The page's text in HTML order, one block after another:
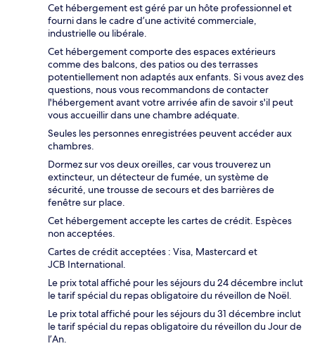
Cet hébergement est géré par un hôte professionnel et
fourni dans le cadre d’une activité commerciale,
industrielle ou libérale.
Cet hébergement comporte des espaces extérieurs
comme des balcons, des patios ou des terrasses
potentiellement non adaptés aux enfants. Si vous avez des
questions, nous vous recommandons de contacter
l'hébergement avant votre arrivée afin de savoir s'il peut
vous accueillir dans une chambre adéquate.
Seules les personnes enregistrées peuvent accéder aux
chambres.
Dormez sur vos deux oreilles, car vous trouverez un
extincteur, un détecteur de fumée, un système de
sécurité, une trousse de secours et des barrières de
fenêtre sur place.
Cet hébergement accepte les cartes de crédit. Espèces
non acceptées.
Cartes de crédit acceptées : Visa, Mastercard et
JCB International.
Le prix total affiché pour les séjours du 24 décembre inclut
le tarif spécial du repas obligatoire du réveillon de Noël.
Le prix total affiché pour les séjours du 31 décembre inclut
le tarif spécial du repas obligatoire du réveillon du Jour de
l’An.